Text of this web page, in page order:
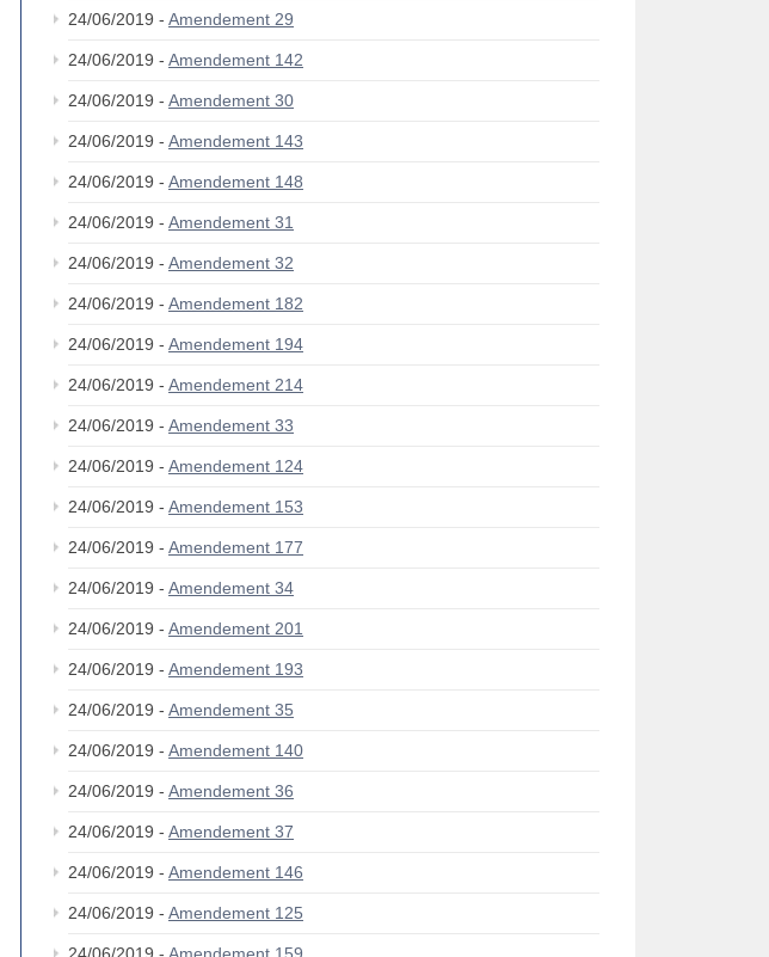
24/06/2019 - Amendement 29
24/06/2019 - Amendement 142
24/06/2019 - Amendement 30
24/06/2019 - Amendement 143
24/06/2019 - Amendement 148
24/06/2019 - Amendement 31
24/06/2019 - Amendement 32
24/06/2019 - Amendement 182
24/06/2019 - Amendement 194
24/06/2019 - Amendement 214
24/06/2019 - Amendement 33
24/06/2019 - Amendement 124
24/06/2019 - Amendement 153
24/06/2019 - Amendement 177
24/06/2019 - Amendement 34
24/06/2019 - Amendement 201
24/06/2019 - Amendement 193
24/06/2019 - Amendement 35
24/06/2019 - Amendement 140
24/06/2019 - Amendement 36
24/06/2019 - Amendement 37
24/06/2019 - Amendement 146
24/06/2019 - Amendement 125